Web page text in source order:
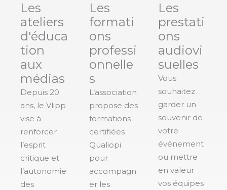
Les
ateliers
d'éduca
tion
aux
médias
Depuis 20
ans, le Vlipp
vise à
renforcer
l’esprit
critique et
l’autonomie
des
Les
formati
ons
professi
onnelle
s
L’association
propose des
formations
certifiées
Qualiopi
pour
accompagn
er les
Les
prestati
ons
audiovi
suelles
Vous
souhaitez
garder un
souvenir de
votre
événement
ou mettre
en valeur
vos équipes